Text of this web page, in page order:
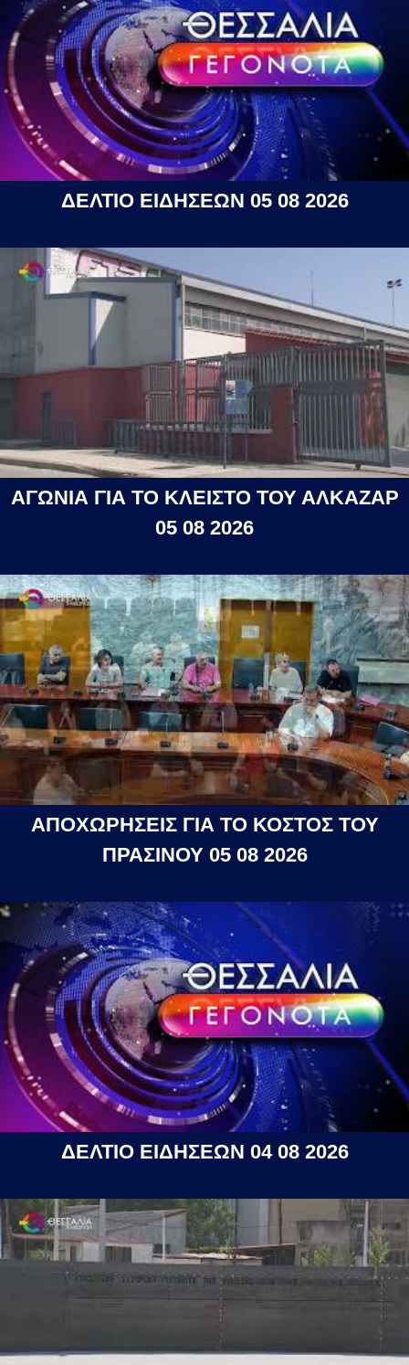
ΔΕΛΤΙΟ ΕΙΔΗΣΕΩΝ 05 08 2026
ΑΓΩΝΙΑ ΓΙΑ ΤΟ ΚΛΕΙΣΤΟ ΤΟΥ ΑΛΚΑΖΑΡ
05 08 2026
ΑΠΟΧΩΡΗΣΕΙΣ ΓΙΑ ΤΟ ΚΟΣΤΟΣ ΤΟΥ
ΠΡΑΣΙΝΟΥ 05 08 2026
ΔΕΛΤΙΟ ΕΙΔΗΣΕΩΝ 04 08 2026